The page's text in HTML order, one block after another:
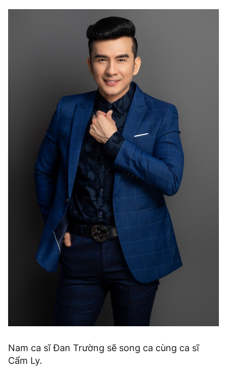
Nam ca sĩ Đan Trường sẽ song ca cùng ca sĩ
Cẩm Ly.